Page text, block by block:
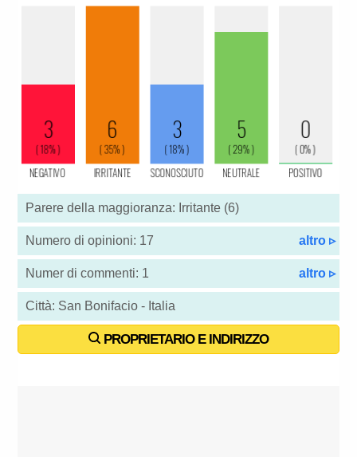
Parere della maggioranza: Irritante (6)
Numero di opinioni: 17 altro ▹
Numer di commenti: 1 altro ▹
Città: San Bonifacio - Italia
PROPRIETARIO E INDIRIZZO